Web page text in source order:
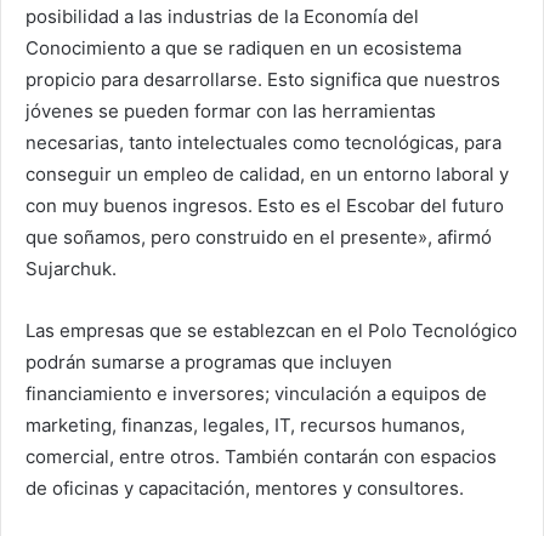
posibilidad a las industrias de la Economía del
Conocimiento a que se radiquen en un ecosistema
propicio para desarrollarse. Esto significa que nuestros
jóvenes se pueden formar con las herramientas
necesarias, tanto intelectuales como tecnológicas, para
conseguir un empleo de calidad, en un entorno laboral y
con muy buenos ingresos. Esto es el Escobar del futuro
que soñamos, pero construido en el presente», afirmó
Sujarchuk.
Las empresas que se establezcan en el Polo Tecnológico
podrán sumarse a programas que incluyen
financiamiento e inversores; vinculación a equipos de
marketing, finanzas, legales, IT, recursos humanos,
comercial, entre otros. También contarán con espacios
de oficinas y capacitación, mentores y consultores.